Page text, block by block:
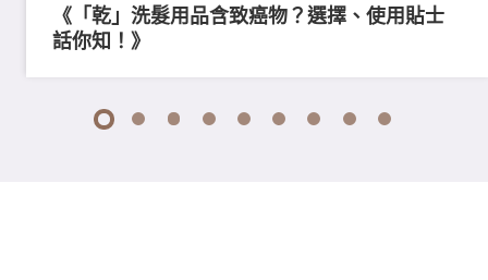
《「乾」洗髮用品含致癌物？選擇、使用貼士
話你知！》
1 2 3 4 5 6 7 8 9